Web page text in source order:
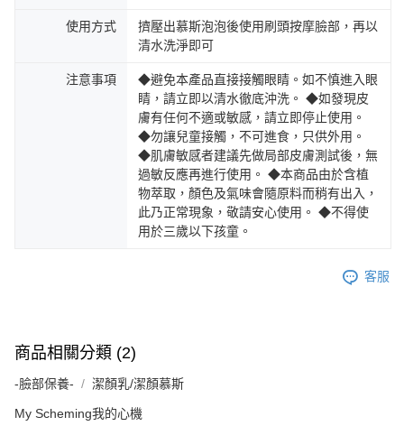
使用方式
擠壓出慕斯泡泡後使用刷頭按摩臉部，再以
清水洗淨即可
注意事項
◆避免本產品直接接觸眼睛。如不慎進入眼
睛，請立即以清水徹底沖洗。 ◆如發現皮
膚有任何不適或敏感，請立即停止使用。
◆勿讓兒童接觸，不可進食，只供外用。
◆肌膚敏感者建議先做局部皮膚測試後，無
過敏反應再進行使用。 ◆本商品由於含植
物萃取，顏色及氣味會隨原料而稍有出入，
此乃正常現象，敬請安心使用。 ◆不得使
用於三歲以下孩童。
客服
商品相關分類 (2)
-臉部保養- 潔顏乳/潔顏慕斯
My Scheming我的心機